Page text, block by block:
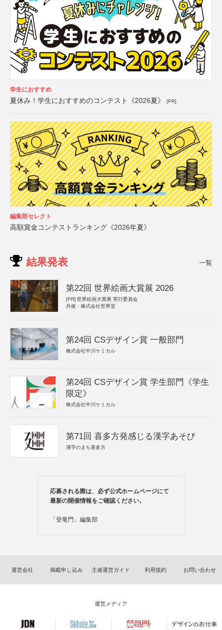
学生におすすめ
夏休み！学生におすすめのコンテスト《2026夏》 [PR]
編集部セレクト
高額賞金コンテストランキング《2026年夏》
結果発表 一覧
第22回 世界絵画大賞展 2026
[PR] 世界絵画大賞展 実行委員会
共催：株式会社世界堂
第24回 CSデザイン賞 一般部門
株式会社中川ケミカル
第24回 CSデザイン賞 学生部門《学生
限定》
株式会社中川ケミカル
第71回 喜多方発感じる漢字あそび
漢字のまち喜多方
応募される際は、必ず公式ホームページにて
最新の開催情報をご確認ください。
「登竜門」編集部
運営会社 掲載申し込み 主催運営ガイド 利用規約 お問い合わせ
運営メディア